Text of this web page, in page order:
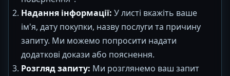
Надання інформації: У листі вкажіть ваше
ім'я, дату покупки, назву послуги та причину
запиту. Ми можемо попросити надати
додаткові докази або пояснення.
Розгляд запиту: Ми розглянемо ваш запит